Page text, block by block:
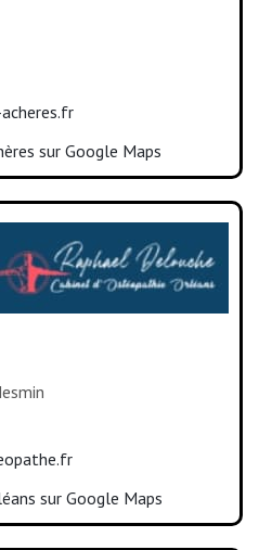
sur Google Maps
sur Google Maps